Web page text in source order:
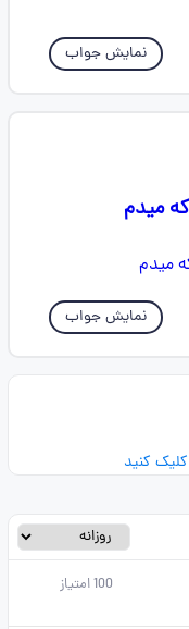
نمایش جواب
میدم
نمایش جواب
کنید
100امتیاز